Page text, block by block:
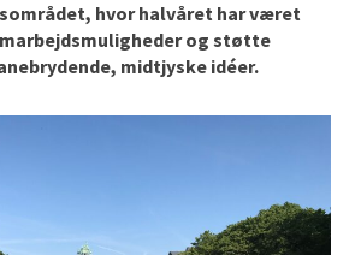
hvor halvåret har været
og støtte
midtjyske idéer.